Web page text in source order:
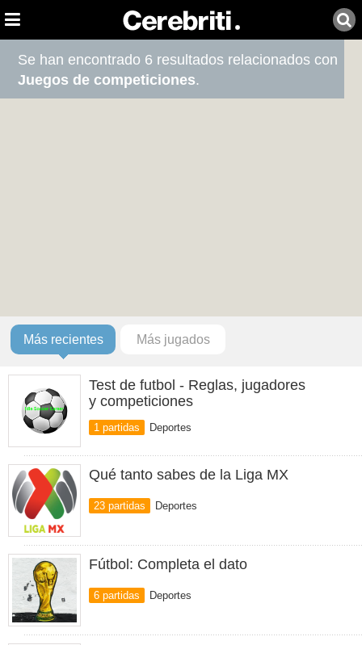
Se han encontrado 6 resultados relacionados con
Juegos de competiciones.
Más recientes Más jugados
Test de futbol - Reglas, jugadores
y competiciones
1 partidas Deportes
Qué tanto sabes de la Liga MX
23 partidas Deportes
Fútbol: Completa el dato
6 partidas Deportes